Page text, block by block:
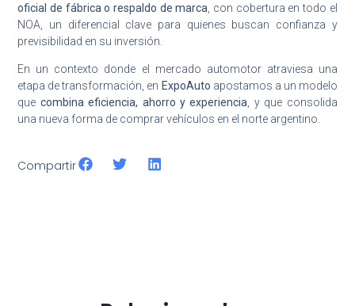
oficial de fábrica o respaldo de marca , con cobertura en todo el
NOA, un diferencial clave para quienes buscan confianza y
previsibilidad en su inversión.
En un contexto donde el mercado automotor atraviesa una
etapa de transformación, en ExpoAuto apostamos a un modelo
que combina eficiencia, ahorro y experiencia, y que consolida
una nueva forma de comprar vehículos en el norte argentino.
Compartir